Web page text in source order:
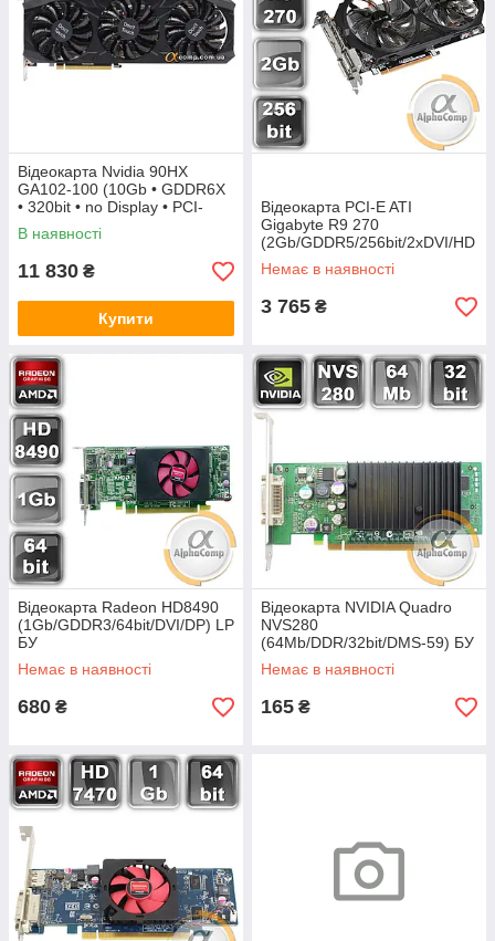
Відеокарта Nvidia 90HX
GA102-100 (10Gb • GDDR6X
• 320bit • no Display • PCI-
e1.0) БВ
В наявності
11 830 ₴
Купити
Відеокарта PCI-E ATI
Gigabyte R9 270
(2Gb/GDDR5/256bit/2xDVI/HD
MI/DP)
Немає в наявності
3 765 ₴
Відеокарта Radeon HD8490
(1Gb/GDDR3/64bit/DVI/DP) LP
БУ
Немає в наявності
680 ₴
Відеокарта NVIDIA Quadro
NVS280
(64Mb/DDR/32bit/DMS-59) БУ
Немає в наявності
165 ₴